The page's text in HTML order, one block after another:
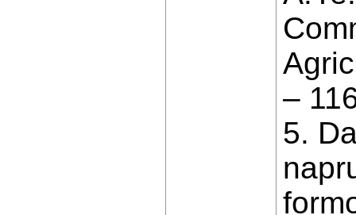
–
5.